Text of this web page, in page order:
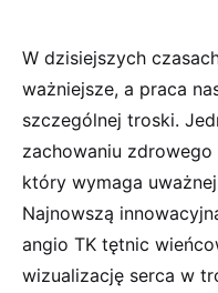
W dzisiejszych
ważniejsze, a praca
szczególnej troski.
zachowaniu
który wymaga
Najnowszą
angio TK tętnic
wizualizację serca w